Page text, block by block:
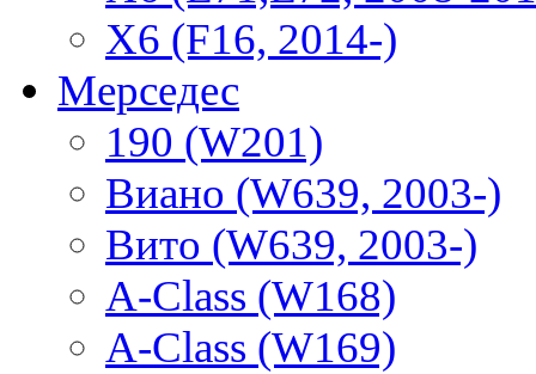
X6 (F16, 2014-)
Мерседес
190 (W201)
Виано (W639, 2003-)
Вито (W639, 2003-)
A-Class (W168)
A-Class (W169)